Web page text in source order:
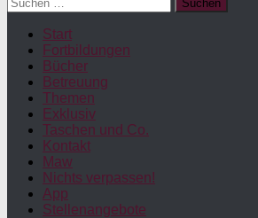
nach:
Start
Fortbildungen
Bücher
Betreuung
Themen
Exklusiv
Taschen und Co.
Kontakt
Maw
Nichts verpassen!
App
Stellenangebote